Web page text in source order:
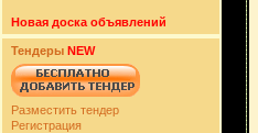
Новая доска объявлений
Тендеры NEW
Разместить тендер
Регистрация